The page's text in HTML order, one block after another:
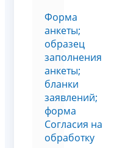
Форма
анкеты;
образец
заполнения
анкеты;
бланки
заявлений;
форма
Согласия на
обработку